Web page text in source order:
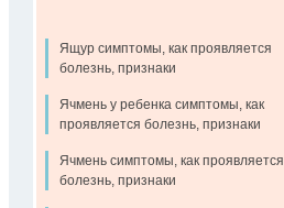
Ящур симптомы, как проявляется
болезнь, признаки
Ячмень у ребенка симптомы, как
проявляется болезнь, признаки
Ячмень симптомы, как проявляется
болезнь, признаки